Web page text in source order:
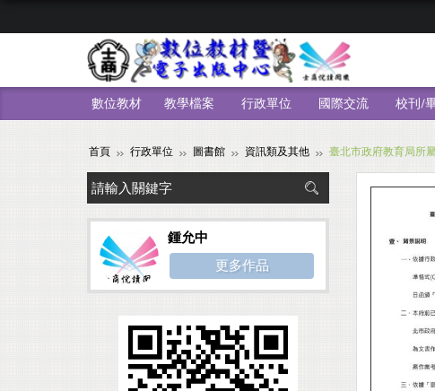
數位教材 教學檔案 行政單位 國際交流 校刊/
首頁 行政單位 圖書館 資訊類及其他 臺北市政府教育局所
鍾允中
更多作品